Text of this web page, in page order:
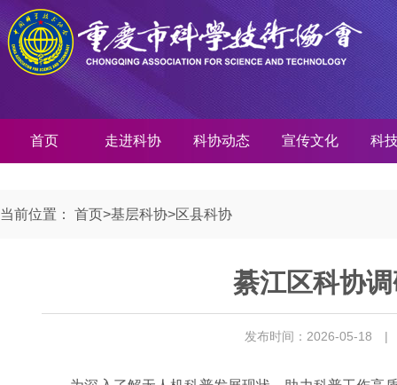
首页 走进科协 科协动态 宣传文化 科
当前位置： 首页>基层科协>区县科协
綦江区科协
发布时间：2026-05-18 |